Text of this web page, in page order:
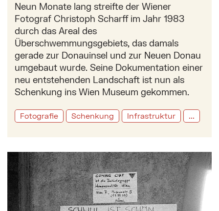
Neun Monate lang streifte der Wiener
Fotograf Christoph Scharff im Jahr 1983
durch das Areal des
Überschwemmungsgebiets, das damals
gerade zur Donauinsel und zur Neuen Donau
umgebaut wurde. Seine Dokumentation einer
neu entstehenden Landschaft ist nun als
Schenkung ins Wien Museum gekommen.
Fotografie Schenkung Infrastruktur
Mehr zu: Coming Out: Die erste emanzipatorische